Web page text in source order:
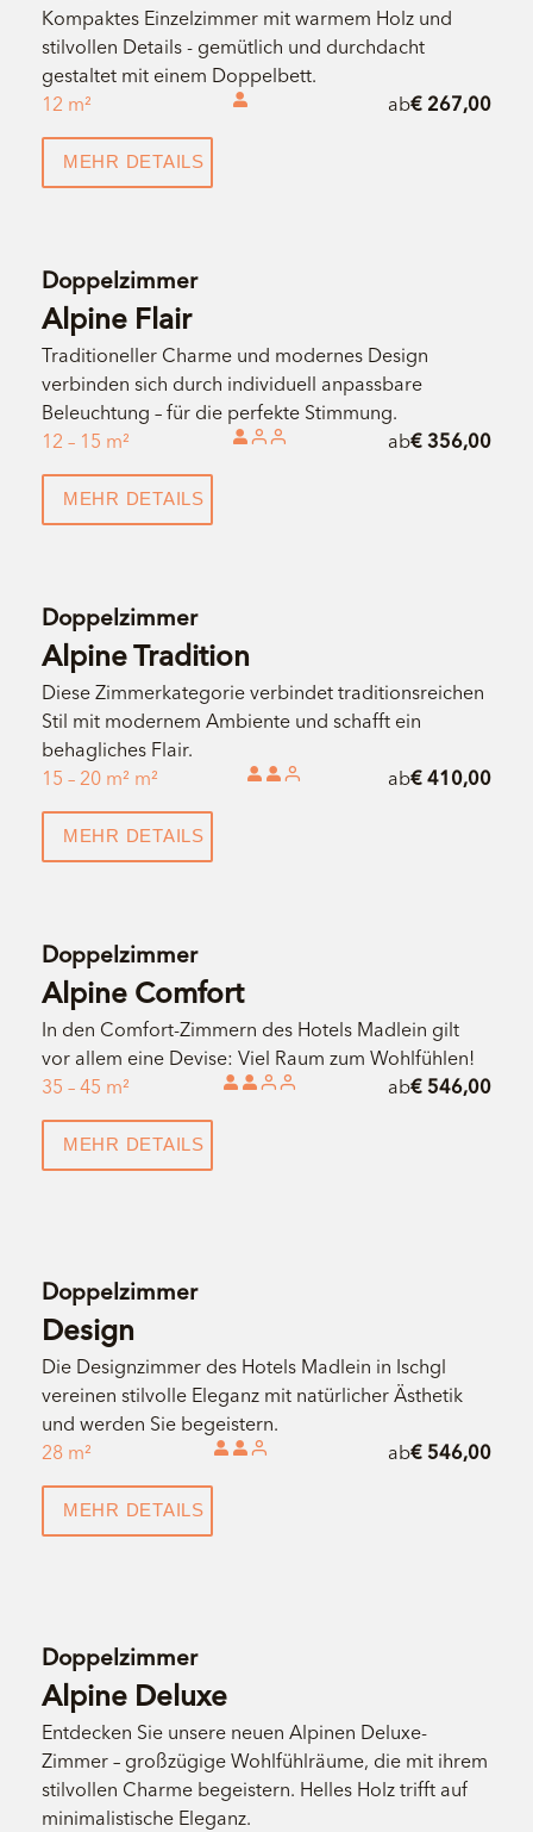
Kompaktes Einzelzimmer mit warmem Holz und
stilvollen Details - gemütlich und durchdacht
gestaltet mit einem Doppelbett.
12 m²
ab€ 267,00
MEHR DETAILS
Doppelzimmer
Alpine Flair
Traditioneller Charme und modernes Design
verbinden sich durch individuell anpassbare
Beleuchtung – für die perfekte Stimmung.
12 – 15 m²
ab€ 356,00
MEHR DETAILS
Doppelzimmer
Alpine Tradition
Diese Zimmerkategorie verbindet traditionsreichen
Stil mit modernem Ambiente und schafft ein
behagliches Flair.
15 – 20 m² m²
ab€ 410,00
MEHR DETAILS
Doppelzimmer
Alpine Comfort
In den Comfort-Zimmern des Hotels Madlein gilt
vor allem eine Devise: Viel Raum zum Wohlfühlen!
35 – 45 m²
ab€ 546,00
MEHR DETAILS
Doppelzimmer
Design
Die Designzimmer des Hotels Madlein in Ischgl
vereinen stilvolle Eleganz mit natürlicher Ästhetik
und werden Sie begeistern.
28 m²
ab€ 546,00
MEHR DETAILS
Doppelzimmer
Alpine Deluxe
Entdecken Sie unsere neuen Alpinen Deluxe-
Zimmer – großzügige Wohlfühlräume, die mit ihrem
stilvollen Charme begeistern. Helles Holz trifft auf
minimalistische Eleganz.